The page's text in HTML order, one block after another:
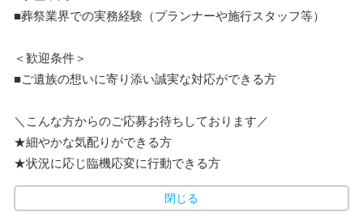
■葬祭業界での実務経験（プランナーや施行スタッフ等）
＜歓迎条件＞
■ご遺族の想いに寄り添い誠実な対応ができる方
＼こんな方からのご応募お待ちしております／
★細やかな気配りができる方
★状況に応じ臨機応変に行動できる方
閉じる